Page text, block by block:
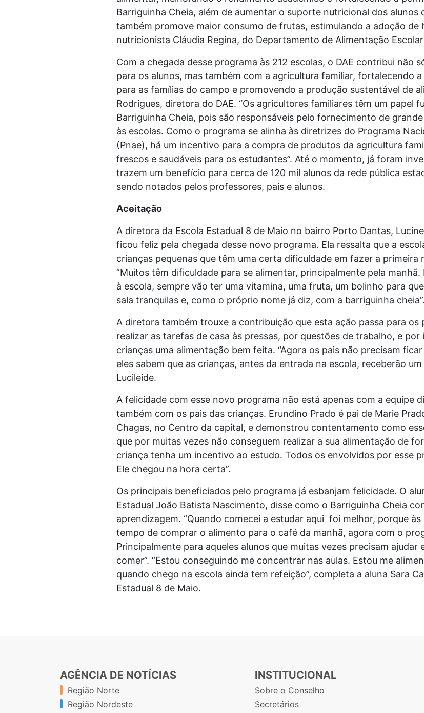
Barriguinha Cheia, além de aumentar o suporte nutricional dos alunos
também promove maior consumo de frutas, estimulando a adoção de
nutricionista Cláudia Regina, do Departamento de Alimentação Escolar
Com a chegada desse programa às 212 escolas, o DAE contribui não
para os alunos, mas também com a agricultura familiar, fortalecendo
para as famílias do campo e promovendo a produção sustentável de
Rodrigues, diretora do DAE. “Os agricultores familiares têm um papel
Barriguinha Cheia, pois são responsáveis pelo fornecimento de
às escolas. Como o programa se alinha às diretrizes do Programa
(Pnae), há um incentivo para a compra de produtos da agricultura
frescos e saudáveis para os estudantes”. Até o momento, já foram
trazem um benefício para cerca de 120 mil alunos da rede pública
sendo notados pelos professores, pais e alunos.
Aceitação
A diretora da Escola Estadual 8 de Maio no bairro Porto Dantas,
ficou feliz pela chegada desse novo programa. Ela ressalta que a
crianças pequenas que têm uma certa dificuldade em fazer a
“Muitos têm dificuldade para se alimentar, principalmente pela
à escola, sempre vão ter uma vitamina, uma fruta, um bolinho para
sala tranquilas e, como o próprio nome já diz, com a barriguinha cheia”.
A diretora também trouxe a contribuição que esta ação passa para os
realizar as tarefas de casa às pressas, por questões de trabalho, e
crianças uma alimentação bem feita. “Agora os pais não precisam
eles sabem que as crianças, antes da entrada na escola, receberão
Lucileide.
A felicidade com esse novo programa não está apenas com a equipe
também com os pais das crianças. Erundino Prado é pai de Marie
Chagas, no Centro da capital, e demonstrou contentamento como
que por muitas vezes não conseguem realizar a sua alimentação de
criança tenha um incentivo ao estudo. Todos os envolvidos por esse
Ele chegou na hora certa”.
Os principais beneficiados pelo programa já esbanjam felicidade. O
Estadual João Batista Nascimento, disse como o Barriguinha Cheia
aprendizagem. “Quando comecei a estudar aqui foi melhor, porque
tempo de comprar o alimento para o café da manhã, agora com o
Principalmente para aqueles alunos que muitas vezes precisam ajudar
comer”. “Estou conseguindo me concentrar nas aulas. Estou me
quando chego na escola ainda tem refeição”, completa a aluna Sara
Estadual 8 de Maio.
AGÊNCIA DE NOTÍCIAS
Região Norte
Região Nordeste
INSTITUCIONAL
Sobre o Conselho
Secretários